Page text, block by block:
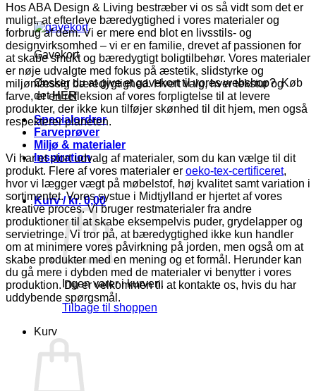
Gavekort
Ønsker du at give et gavekort til vores webshop? Køb
detHER
Specialordrer
Farveprøver
Miljø & materialer
Inspiration
Kurv /kr.0,00
Ingen varer i kurven.
Tilbage til shoppen
Kurv
Hos ABA Design & Living bestræber vi os så vidt som det er
muligt, at efterleve bæredygtighed i vores materialer og
forbrug af dem. Vi er mere end blot en livsstils- og
designvirksomhed – vi er en familie, drevet af passionen for
at skabe smukt og bæredygtigt boligtilbehør. Vores materialer
er nøje udvalgte med fokus på æstetik, slidstyrke og
miljømæssig bæredygtighed. Hvert valg, hver tekstur og
farve, er en refleksion af vores forpligtelse til at levere
produkter, der ikke kun tilføjer skønhed til dit hjem, men også
respekterer planeten.
Vi har et stort udvalg af materialer, som du kan vælge til dit
produkt. Flere af vores materialer er oeko-tex-certificeret,
hvor vi lægger vægt på møbelstof, høj kvalitet samt variation i
sortimentet.Vores systue i Midtjylland er hjertet af vores
kreative proces. Vi bruger restmaterialer fra andre
produktioner til at skabe eksempelvis puder, grydelapper og
servietringe. Vi tror på, at bæredygtighed ikke kun handler
om at minimere vores påvirkning på jorden, men også om at
skabe produkter med en mening og et formål. Herunder kan
du gå mere i dybden med de materialer vi benytter i vores
produktion. Du er velkommen til at kontakte os, hvis du har
uddybende spørgsmål.